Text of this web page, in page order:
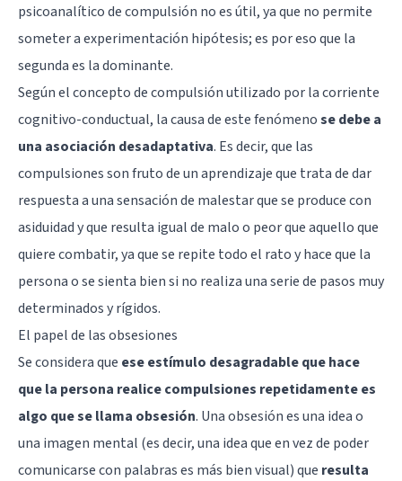
psicoanalítico de compulsión no es útil, ya que no permite
someter a experimentación hipótesis; es por eso que la
segunda es la dominante.
Según el concepto de compulsión utilizado por la corriente
cognitivo-conductual, la causa de este fenómenose debe a
una asociación desadaptativa. Es decir, que las
compulsiones son fruto de un aprendizaje que trata de dar
respuesta a una sensación de malestar que se produce con
asiduidad y que resulta igual de malo o peor que aquello que
quiere combatir, ya que se repite todo el rato y hace que la
persona o se sienta bien si no realiza una serie de pasos muy
determinados y rígidos.
El papel de las obsesiones
Se considera que ese estímulo desagradable que hace
que la persona realice compulsiones repetidamente es
algo que se llama obsesión. Una obsesión es una idea o
una imagen mental (es decir, una idea que en vez de poder
comunicarse con palabras es más bien visual) que resulta